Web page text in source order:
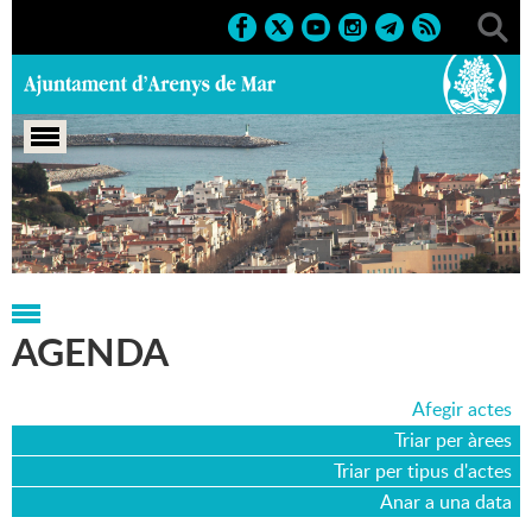
Portada > Agenda > 14-07-2012
AGENDA
Afegir actes
Triar per àrees
Triar per tipus d'actes
Anar a una data